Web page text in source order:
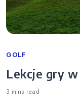
Categories
GOLF
Lekcje gry
3 mins read